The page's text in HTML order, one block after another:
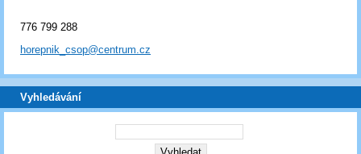
776 799 288
horepnik_csop@centrum.cz
Vyhledávání